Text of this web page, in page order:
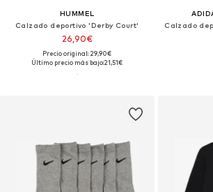
HUMMEL
Calzado deportivo 'Derby Court'
26,90€
Precio original: 29,90€
Último precio más bajo:21,51€
Calzado